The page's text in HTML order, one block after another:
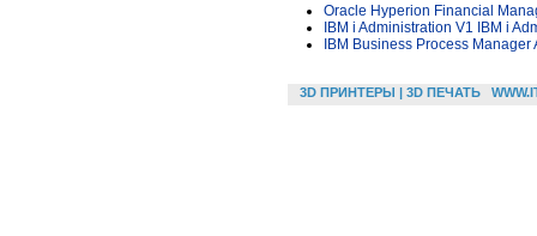
Oracle Hyperion Financial
IBM i Administration V1 IBM i
IBM Business Process
3D ПРИНТЕРЫ | 3D ПЕЧАТЬ